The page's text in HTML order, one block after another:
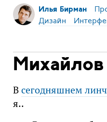
Илья Бирман
Дизайн
Всегодняшнем
я..